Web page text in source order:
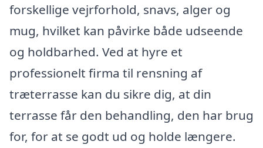
forskellige vejrforhold, snavs, alger og
mug, hvilket kan påvirke både udseende
og holdbarhed. Ved at hyre et
professionelt firma til rensning af
træterrasse kan du sikre dig, at din
terrasse får den behandling, den har brug
for, for at se godt ud og holde længere.